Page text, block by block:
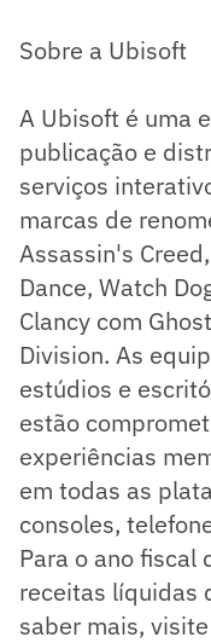
Sobre a Ubisoft
A Ubisoft é uma
publicação e
serviços
marcas de
Assassin's
Dance, Watch
Clancy com
Division. As
estúdios e
estão
experiências
em todas as
consoles,
Para o ano
receitas líquidas
saber mais,